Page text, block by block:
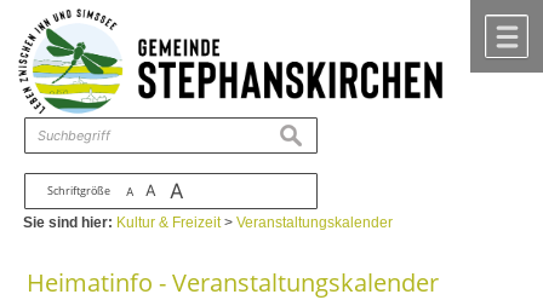
Zum Inhalt ,zur Navigation
Schriftgröße A A A
suchen
Sie sind hier: Kultur & Freizeit>Veranstaltungskalender
Heimatinfo - Veranstaltungskalender